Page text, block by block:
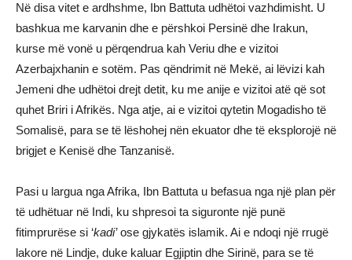
Në disa vitet e ardhshme, Ibn Battuta udhëtoi vazhdimisht. U
bashkua me karvanin dhe e përshkoi Persinë dhe Irakun,
kurse më vonë u përqendrua kah Veriu dhe e vizitoi
Azerbajxhanin e sotëm. Pas qëndrimit në Mekë, ai lëvizi kah
Jemeni dhe udhëtoi drejt detit, ku me anije e vizitoi atë që sot
quhet Briri i Afrikës. Nga atje, ai e vizitoi qytetin Mogadisho të
Somalisë, para se të lëshohej nën ekuator dhe të eksplorojë në
brigjet e Kenisë dhe Tanzanisë.
Pasi u largua nga Afrika, Ibn Battuta u befasua nga një plan për
të udhëtuar në Indi, ku shpresoi ta siguronte një punë
fitimprurëse si ‘kadi’ose gjykatës islamik. Ai e ndoqi një rrugë
lakore në Lindje, duke kaluar Egjiptin dhe Sirinë, para se të